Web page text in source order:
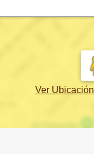
Ver Ubicación